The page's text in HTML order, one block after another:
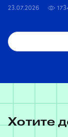
23.07.2026
Хотите